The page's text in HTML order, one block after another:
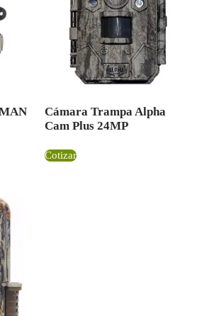
Cámara Trampa Alpha
Cam Plus 24MP
Cotizar